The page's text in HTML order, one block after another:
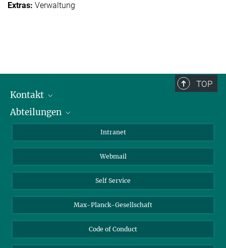
Verwaltung
TOP
Kontakt
Mitarbeiterverzeichnis
Abteilungen
Biomolekulare Systeme
Kolloidchemie
Nachhaltige und Bio-inspirierte Materialien
Intranet
Webmail
Self Service
Max-Planck-Gesellschaft
Code of Conduct